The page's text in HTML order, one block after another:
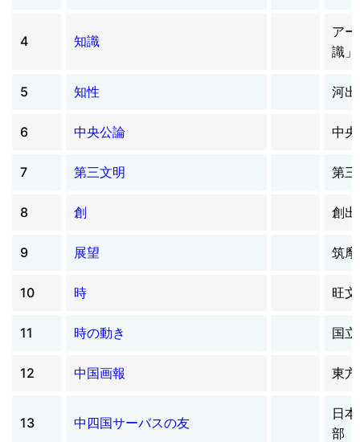
4 知識
ア
識
5 知性 河
6 中央公論 中
7 第三文明 第
8 創 創
9 展望 筑
10 時 旺
11 時の動き 国
12 中国画報 東
13 中四国サーバスの友
日
部